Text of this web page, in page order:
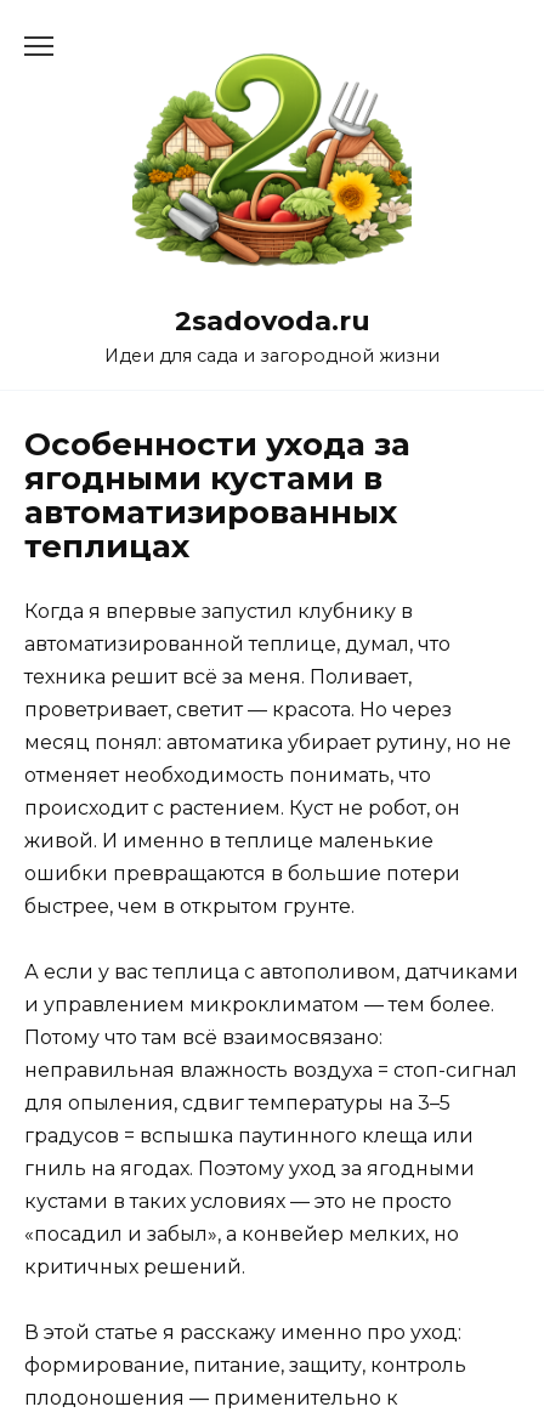
2sadovoda.ru
Идеи для сада и загородной жизни
Особенности ухода за
ягодными кустами в
автоматизированных
теплицах
Когда я впервые запустил клубнику в
автоматизированной теплице, думал, что
техника решит всё за меня. Поливает,
проветривает, светит — красота. Но через
месяц понял: автоматика убирает рутину, но не
отменяет необходимость понимать, что
происходит с растением. Куст не робот, он
живой. И именно в теплице маленькие
ошибки превращаются в большие потери
быстрее, чем в открытом грунте.
А если у вас теплица с автополивом, датчиками
и управлением микроклиматом — тем более.
Потому что там всё взаимосвязано:
неправильная влажность воздуха = стоп-сигнал
для опыления, сдвиг температуры на 3–5
градусов = вспышка паутинного клеща или
гниль на ягодах. Поэтому уход за ягодными
кустами в таких условиях — это не просто
«посадил и забыл», а конвейер мелких, но
критичных решений.
В этой статье я расскажу именно про уход:
формирование, питание, защиту, контроль
плодоношения — применительно к